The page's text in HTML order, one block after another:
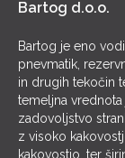
Bartog d.o.o.
Bartog je eno
pnevmatik,
in drugih tekočin
temeljna
zadovoljstvo
z visoko
kakovostjo, ter